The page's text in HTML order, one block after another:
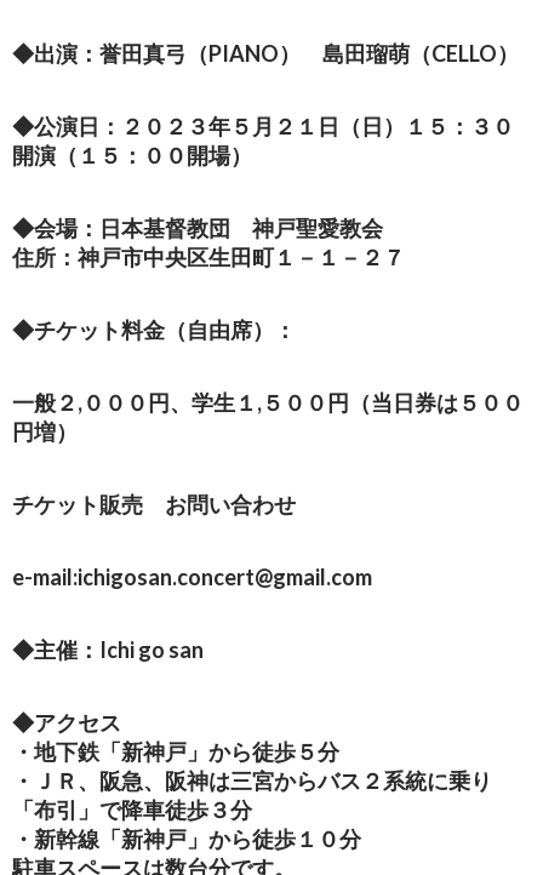
◆出演：誉田真弓（PIANO） 島田瑠萌（CELLO）
◆公演日：２０２３年５月２１日（日）１５：３０
開演（１５：００開場）
◆会場：日本基督教団 神戸聖愛教会
住所：神戸市中央区生田町１－１－２７
◆チケット料金（自由席）：
一般２,０００円、学生１,５００円（当日券は５００
円増）
チケット販売 お問い合わせ
e-mail:ichigosan.concert@gmail.com
◆主催：Ichi go san
◆アクセス
・地下鉄「新神戸」から徒歩５分
・ＪＲ、阪急、阪神は三宮からバス２系統に乗り
「布引」で降車徒歩３分
・新幹線「新神戸」から徒歩１０分
駐車スペースは数台分です。